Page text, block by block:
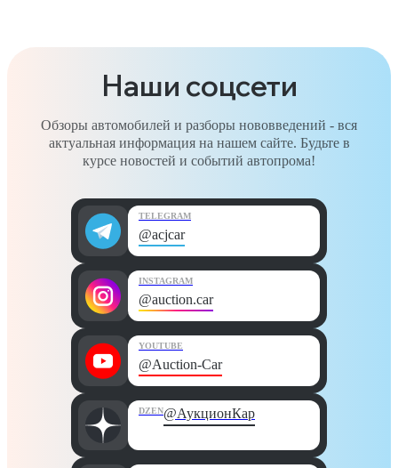
Наши соцсети
Обзоры автомобилей и разборы нововведений - вся
актуальная информация на нашем сайте. Будьте в
курсе новостей и событий автопрома!
TELEGRAM
@acjcar
INSTAGRAM
@auction.car
YOUTUBE
@Auction-Car
DZEN@АукционКар